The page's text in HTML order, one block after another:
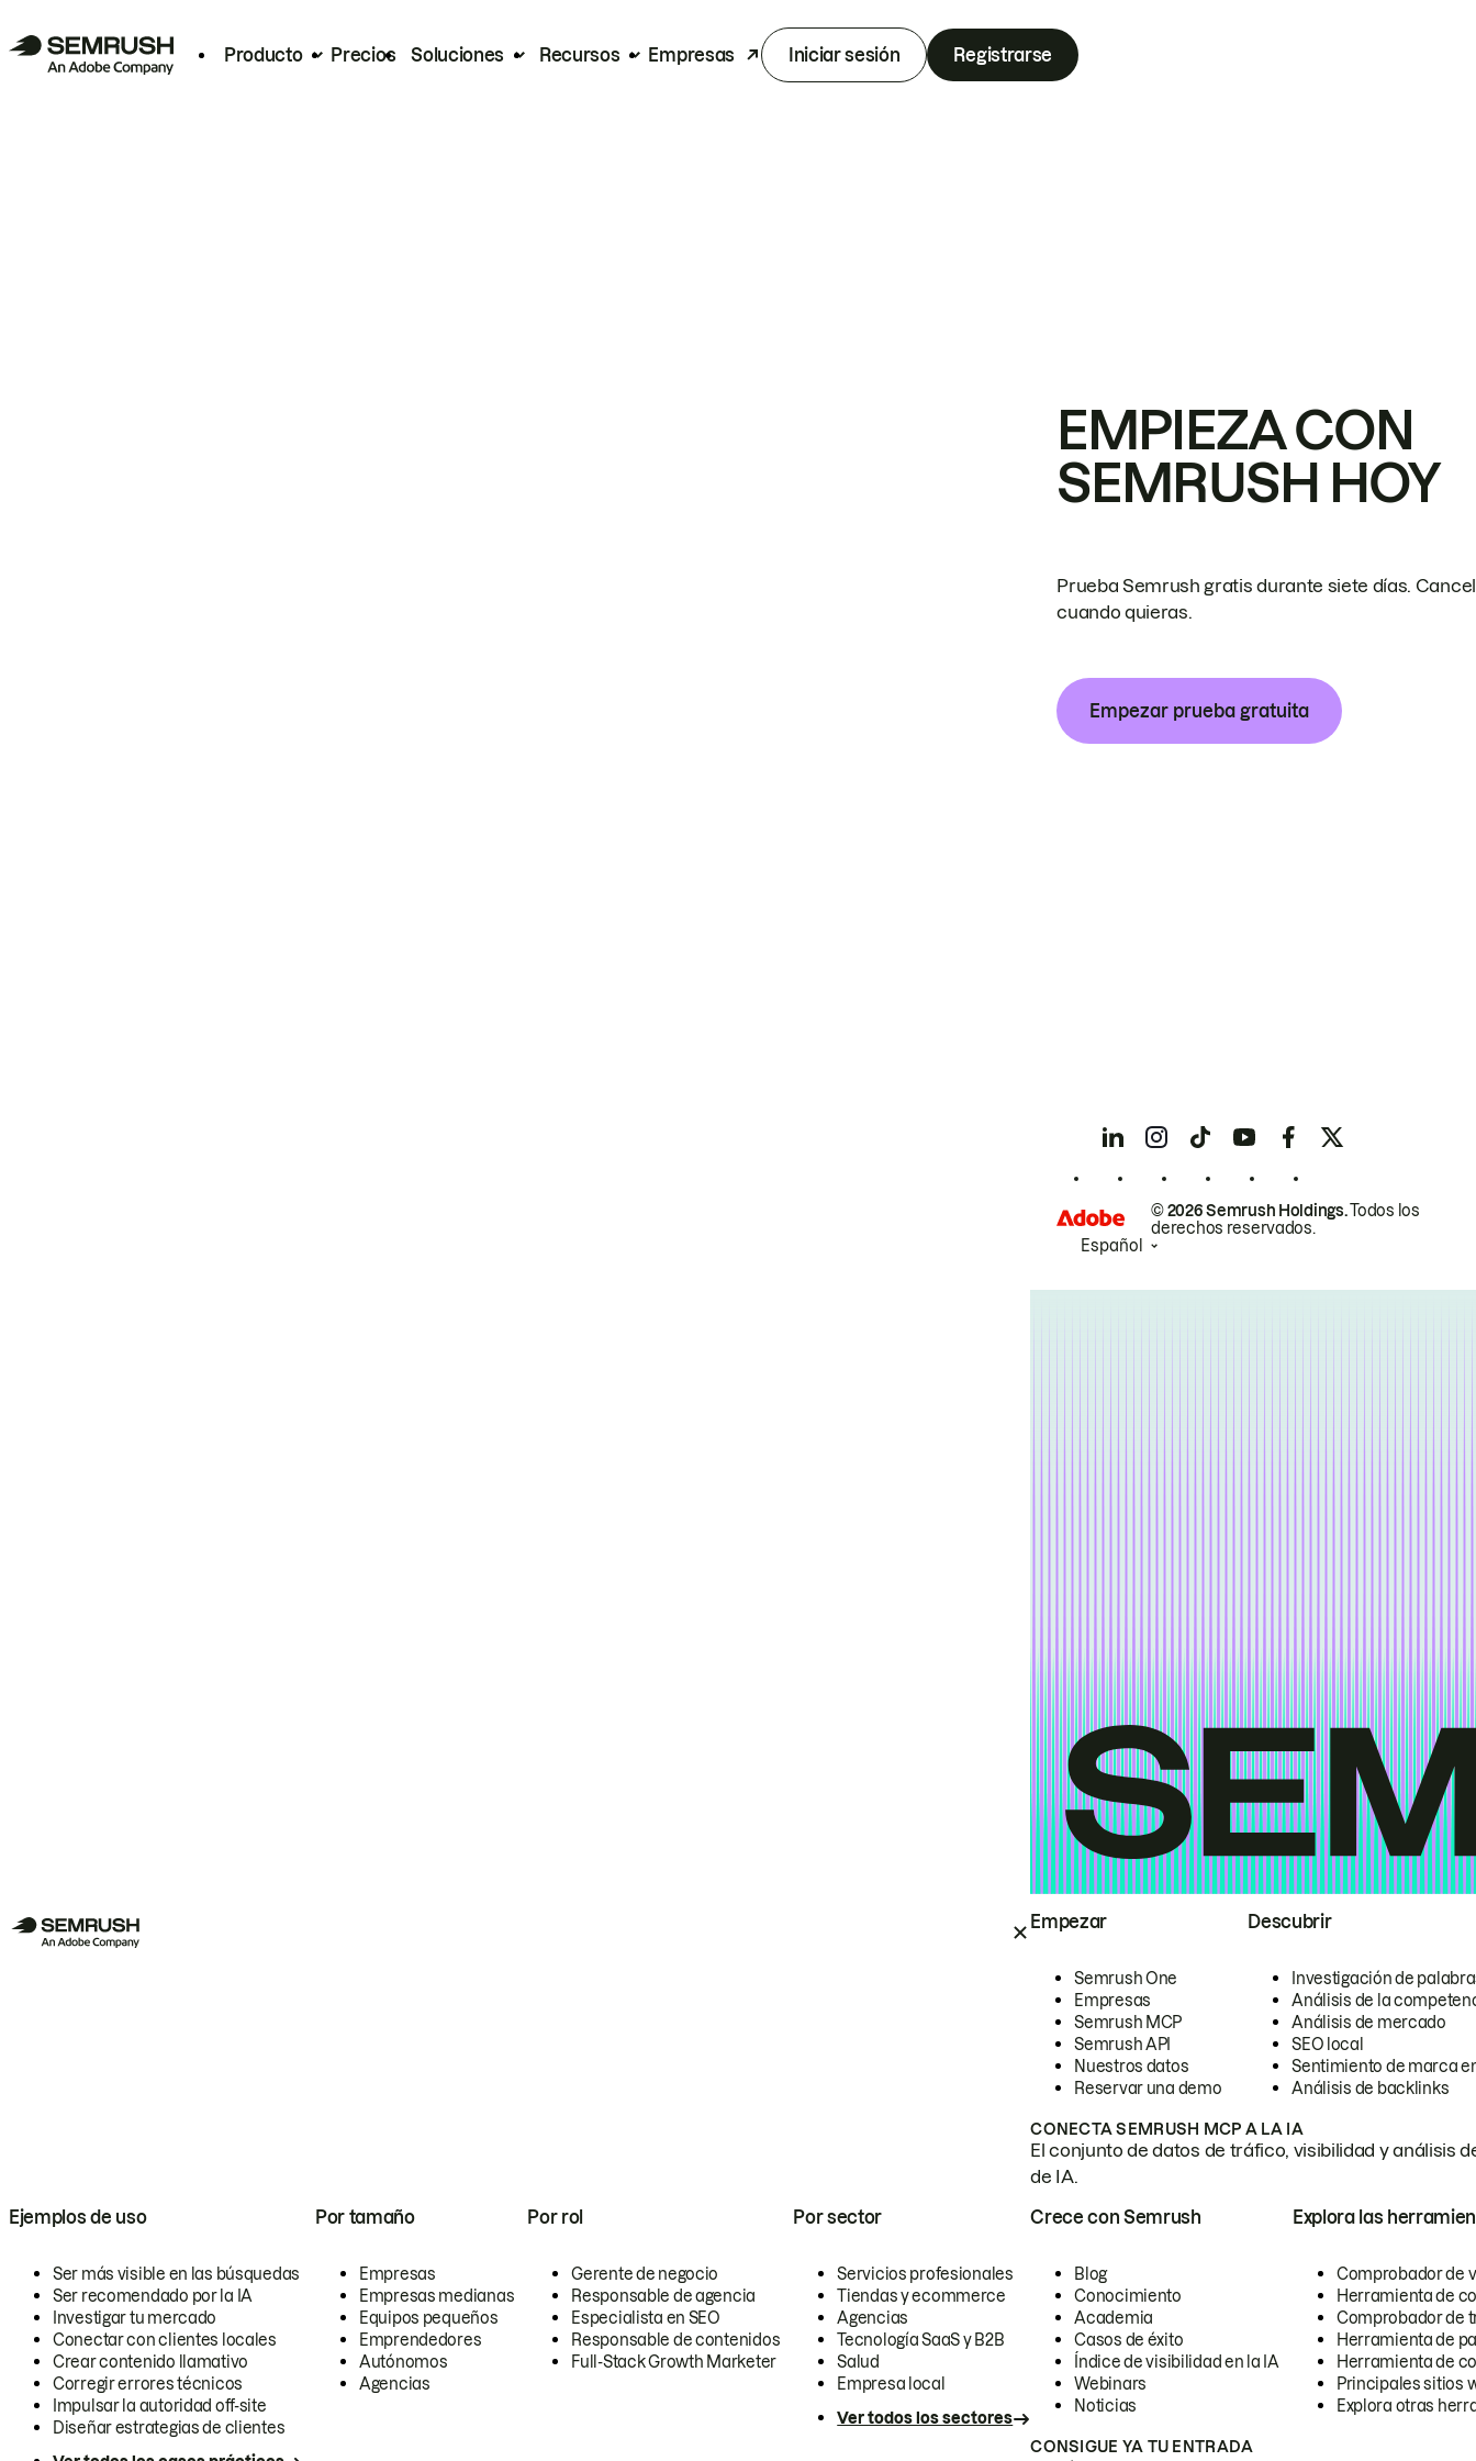
Producto Precios Soluciones Recursos Empresas Iniciar sesión Registrarse
Empezar
Semrush One
Empresas
Semrush MCP
Semrush API
Nuestros datos
Reservar una demo
Descubrir
Investigación de
Análisis de la
Análisis de mercado
SEO local
Sentimiento de marca
Análisis de backlinks
CONECTA SEMRUSH MCP A LA IA
El conjunto de datos de tráfico, visibilidad y análisis
de IA.
Ejemplos de uso
Ser más visible en las búsquedas
Ser recomendado por la IA
Investigar tu mercado
Conectar con clientes locales
Crear contenido llamativo
Corregir errores técnicos
Impulsar la autoridad off-site
Diseñar estrategias de clientes
Por tamaño
Empresas
Empresas medianas
Equipos pequeños
Emprendedores
Autónomos
Agencias
Por rol
Gerente de negocio
Responsable de agencia
Especialista en SEO
Responsable de contenidos
Full-Stack Growth Marketer
Por sector
Servicios profesionales
Tiendas y ecommerce
Agencias
Tecnología SaaS y B2B
Salud
Empresa local
Ver todos los sectores
Crece con Semrush
Blog
Conocimiento
Academia
Casos de éxito
Índice de visibilidad en la IA
Webinars
Noticias
Explora las
Comprobador de
Herramienta de
Comprobador de
Herramienta de
Herramienta de
Principales sitios
Explora otras
CONSIGUE YA TU ENTRADA
EMPIEZA CON
SEMRUSH HOY
Prueba Semrush gratis durante siete días.
cuando quieras.
Empezar prueba gratuita
© 2026 Semrush Holdings.Todos los
derechos reservados.
Español